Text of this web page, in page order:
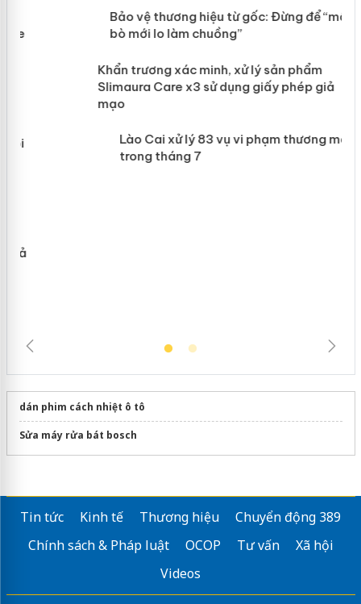
Bảo vệ thương hiệu từ gốc: Đừng để
“mất bò mới lo làm chuồng”
Slimaura Care x3 sử dụng giấy phép
giả mạo
dán phim cách nhiệt ô tô
Sửa máy rửa bát bosch
Tin tức Kinh tế Thương hiệu
Chuyển động 389
Chính sách & Pháp luật
OCOP Tư vấn
Xã hội
Videos